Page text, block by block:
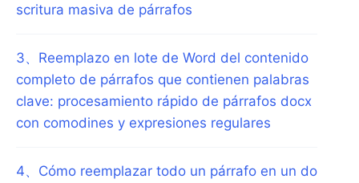
scritura masiva de párrafos
3、 Reemplazo en lote de Word del contenido
completo de párrafos que contienen palabras
clave: procesamiento rápido de párrafos docx
con comodines y expresiones regulares
4、 Cómo reemplazar todo un párrafo en un do